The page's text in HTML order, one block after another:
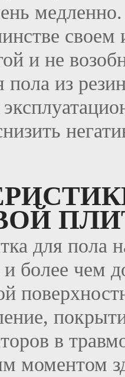
своем
и не
пола из
для пола
и более чем
в
моментом